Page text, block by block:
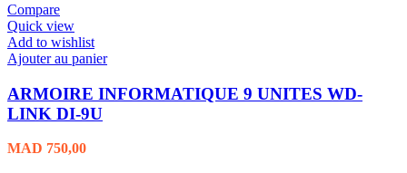
Compare
Quick view
Add to wishlist
Ajouter au panier
ARMOIRE INFORMATIQUE 9 UNITES WD-
LINK DI-9U
MAD 750,00